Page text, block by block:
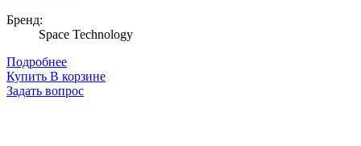
Бренд:
Space Technology
Подробнее
Купить В корзине
Задать вопрос